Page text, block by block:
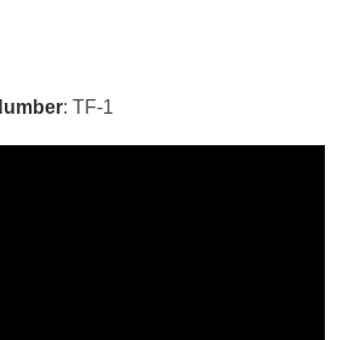
: TF-1